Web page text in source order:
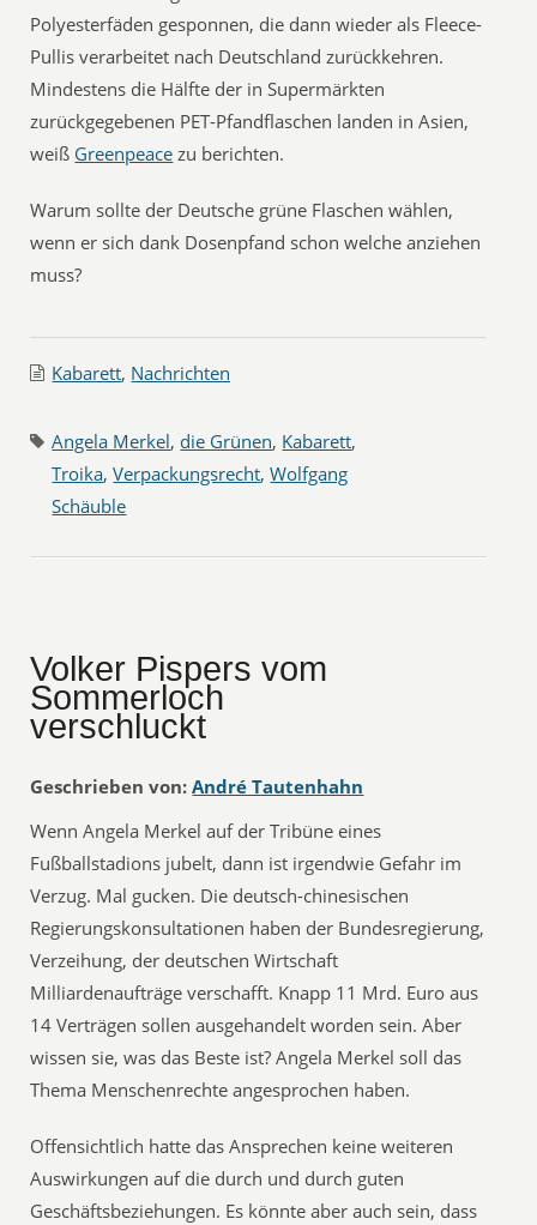
Polyesterfäden gesponnen, die dann wieder als Fleece-
Pullis verarbeitet nach Deutschland zurückkehren.
Mindestens die Hälfte der in Supermärkten
zurückgegebenen PET-Pfandflaschen landen in Asien,
weiß Greenpeace zu berichten.
Warum sollte der Deutsche grüne Flaschen wählen,
wenn er sich dank Dosenpfand schon welche anziehen
muss?
Kabarett, Nachrichten
Angela Merkel, die Grünen, Kabarett,
Troika,Verpackungsrecht,Wolfgang
Schäuble
Volker Pispers vom
Sommerloch
verschluckt
Geschrieben von: André Tautenhahn
Wenn Angela Merkel auf der Tribüne eines
Fußballstadions jubelt, dann ist irgendwie Gefahr im
Verzug. Mal gucken. Die deutsch-chinesischen
Regierungskonsultationen haben der Bundesregierung,
Verzeihung, der deutschen Wirtschaft
Milliardenaufträge verschafft. Knapp 11 Mrd. Euro aus
14 Verträgen sollen ausgehandelt worden sein. Aber
wissen sie, was das Beste ist? Angela Merkel soll das
Thema Menschenrechte angesprochen haben.
Offensichtlich hatte das Ansprechen keine weiteren
Auswirkungen auf die durch und durch guten
Geschäftsbeziehungen. Es könnte aber auch sein, dass